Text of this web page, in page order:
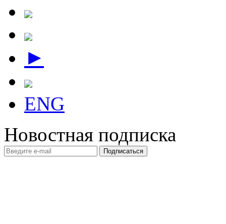
►
ENG
Новостная подписка